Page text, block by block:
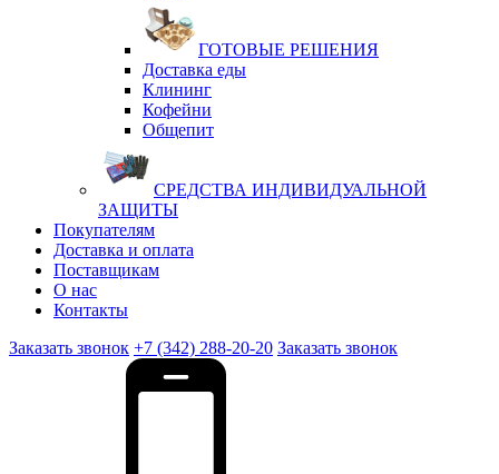
ГОТОВЫЕ РЕШЕНИЯ
Доставка еды
Клининг
Кофейни
Общепит
СРЕДСТВА ИНДИВИДУАЛЬНОЙ
ЗАЩИТЫ
Покупателям
Доставка и оплата
Поставщикам
О нас
Контакты
Заказать звонок +7 (342) 288-20-20 Заказать звонок